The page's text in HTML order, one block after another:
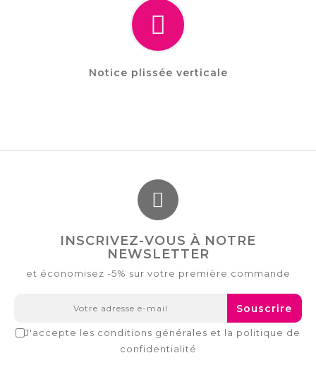
Notice plissée verticale
INSCRIVEZ-VOUS À NOTRE
NEWSLETTER
et économisez -5% sur votre première commande
Souscrire
J'accepte les conditions générales et la politique de
confidentialité